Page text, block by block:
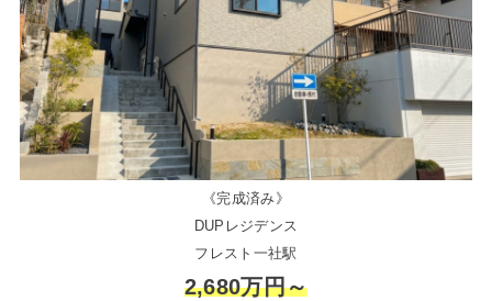
《完成済み》
DUPレジデンス
フレスト一社駅
2,680万円～